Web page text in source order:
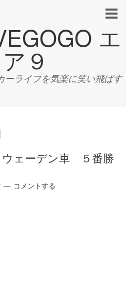
エ
９
ーライフを気楽に笑い飛ばす
ウェーデン車 ５番勝
コメントする